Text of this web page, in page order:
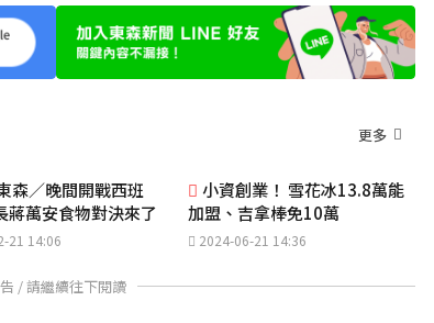
更多
森／晚間開戰西班
蔣萬安食物對決來了
21 14:06
小資創業！ 雪花冰13.8萬能
加盟、吉拿棒免10萬
2024-06-21 14:36
/ 請繼續往下閱讀